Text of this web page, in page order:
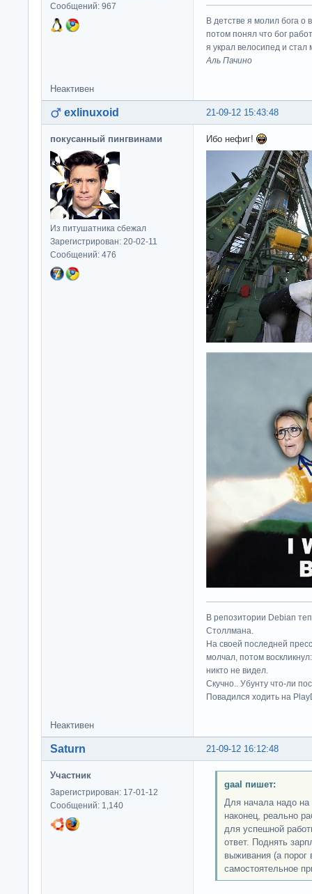
Сообщений: 967
В детстве я молил бога о
потом понял что бог
я украл велосипед и стал
Аль Пачино
Неактивен
21-09-12 15:43:48
exlinuxoid
покусанный пингвинами
Из питушатника сбежал
Зарегистрирован: 20-02-11
Сообщений: 476
Ибо нефиг!
В репозитории Debian
Столлмана.
На своей последней
молчал, потом
никто не видел.
Скучно.. Убунту что-ли
Повадился ходить на
Неактивен
21-09-12 16:12:48
Saturn
Участник
Зарегистрирован: 17-01-12
Сообщений: 1,140
gaal пишет:
Для начала надо на
наконец, реально
для успешной
ответ. Поднять
выживания (а
самостоятельное